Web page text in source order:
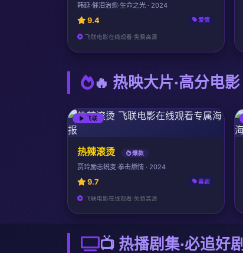
韩延·催泪治愈·生命之光 · 2024
9.4 爱情
飞联电影在线观看·免费高清
🔥 热映大片·高分电影
飞联
热辣滚烫 爆款
贾玲励志蜕变·拳击燃情 · 2024
9.7 喜剧
飞联电影在线观看·免费高清
📺 热播剧集·必追好剧